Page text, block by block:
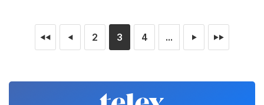
◄◄ ◄ 2 3 4 ... ► ►►